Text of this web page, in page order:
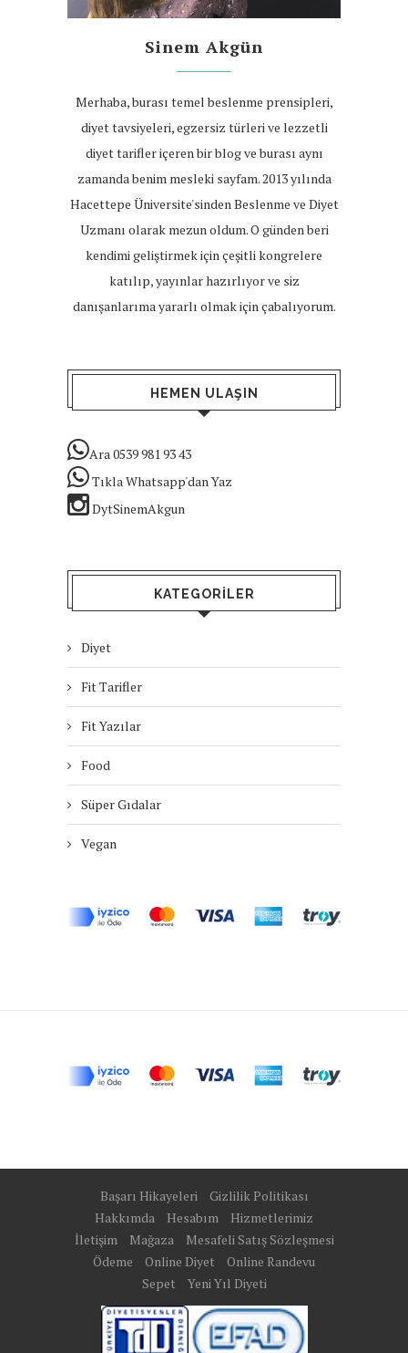
Sinem Akgün
Merhaba, burası temel beslenme prensipleri,
diyet tavsiyeleri, egzersiz türleri ve lezzetli
diyet tarifler içeren bir blog ve burası aynı
zamanda benim mesleki sayfam. 2013 yılında
Hacettepe Üniversite'sinden Beslenme ve Diyet
Uzmanı olarak mezun oldum. O günden beri
kendimi geliştirmek için çeşitli kongrelere
katılıp, yayınlar hazırlıyor ve siz
danışanlarıma yararlı olmak için çabalıyorum.
HEMEN ULAŞIN
Ara 0539 981 93 43
Tıkla Whatsapp'dan Yaz
DytSinemAkgun
KATEGORILER
Diyet
Fit Tarifler
Fit Yazılar
Food
Süper Gıdalar
Vegan
Başarı Hikayeleri
Gizlilik Politikası
Hakkımda
Hesabım
Hizmetlerimiz
İletişim
Mağaza
Mesafeli Satış Sözleşmesi
Ödeme
Online Diyet
Online Randevu
Sepet
Yeni Yıl Diyeti